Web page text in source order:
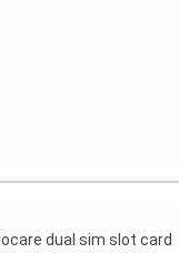
dual sim slot card